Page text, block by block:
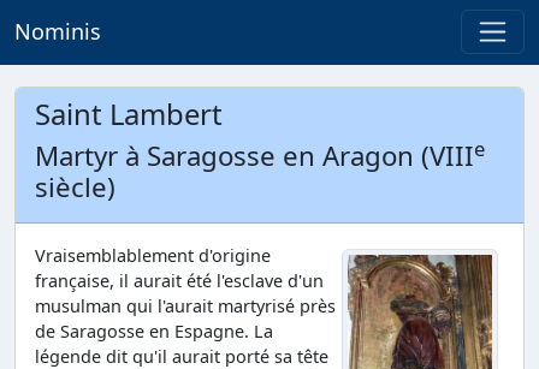
Nominis
Saint Lambert
Martyr à Saragosse en Aragon (VIIIe
siècle)
Vraisemblablement d'origine
française, il aurait été l'esclave d'un
musulman qui l'aurait martyrisé près
de Saragosse en Espagne. La
légende dit qu'il aurait porté sa tête